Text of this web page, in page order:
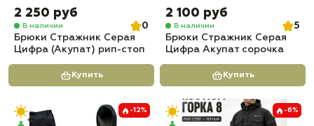
2 250 руб
В наличии
0
Брюки Стражник Серая
Цифра (Акупат) рип-стоп
Купить
2 100 руб
В наличии
5
Брюки Стражник Серая
Цифра Акупат сорочка
Купить
-12% -6%